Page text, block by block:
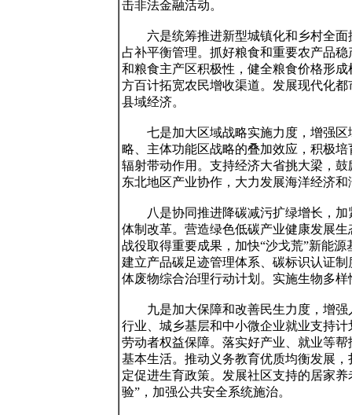
击非法金融活动。
六是统筹推进新型城镇化和乡村全面
占补平衡管理。抓好粮食和重要农产品
和粮食主产区积极性，健全粮食价格形
方百计拓宽农民增收渠道。发展现代化
县域经济。
七是加大区域战略实施力度，增强区
略、主体功能区战略的叠加效应，积极
辐射带动作用。支持经济大省挑大梁，
东北地区产业协作，大力发展海洋经济和
八是协同推进降碳减污扩绿增长，加
体制改革。营造绿色低碳产业健康发展
战役取得重要成果，加快“沙戈荒”新能
建立产品碳足迹管理体系、碳标识认证
体废物综合治理行动计划。实施生物多
九是加大保障和改善民生力度，增强
行业、城乡基层和中小微企业就业支持
劳动者权益保障。落实好产业、就业等
基本生活。推动义务教育优质均衡发展
定促进生育政策。发展社区支持的居家
验”，加强公共安全系统施治。